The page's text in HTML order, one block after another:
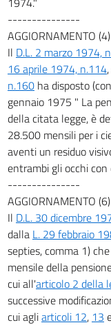
---------------
AGGIORNAMENTO (4)
Il D.L. 2 marzo 1974,
16 aprile 1974, n.114
n.160 ha disposto
gennaio 1975 " La
della citata legge, è
28.500 mensili per i
aventi un residuo
entrambi gli occhi
---------------
AGGIORNAMENTO (6)
Il D.L. 30 dicembre
dalla L. 29 febbraio
septies, comma 1)
mensile della
cui all'articolo 2 della
successive
cui agliarticoli 12, 13